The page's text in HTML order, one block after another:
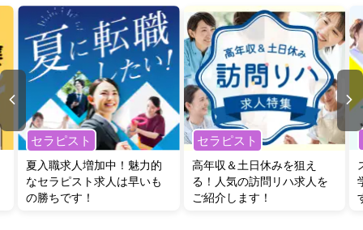
山口県の臨床検査技師求人では以下のような条件が人気です。
土日祝休・積極採用中・残業少なめ・正社員(正職員)・病
・クリニック ・その他
他の条件でも人気の求人がございますので、「こだわり条件」から検索
いただくか、お気軽にお問い合わせください。
全国の臨床検査技師求人から検索いただくことも可能です。
無料転職支援サービスにお申し込みいただくと、ご希望条件をヒアリン
グした上で求人をご提案いたします。
ご希望条件がまだ定まっていない方は
人気の希望条件をピックアップし
た求人特集 をぜひご活用ください。
転職支援の他、情報収集や募集状況の確認も、お気軽にご相談くださ
セラピスト
夏入職求人増加中！魅力的
なセラピスト求人は早いも
の勝ちです！
セラピスト
高年収＆土日休みを狙え
る！人気の訪問リハ求人を
ご紹介します！